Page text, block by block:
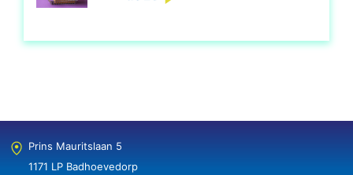
Prins Mauritslaan 5
1171 LP Badhoevedorp